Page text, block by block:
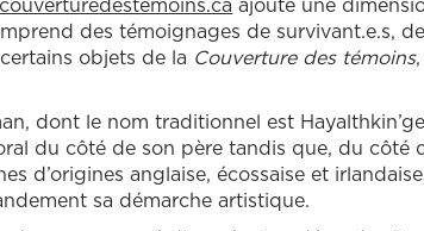
des témoignages de survivant.e.s,
objets de la Couverture des témoins
dont le nom traditionnel est
du côté de son père tandis que, du côté
d’origines anglaise, écossaise et
sa démarche artistique.